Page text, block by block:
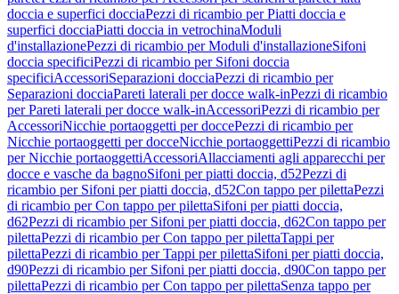
doccia e superfici docciaPezzi di ricambio per Piatti doccia e
superfici docciaPiatti doccia in vetrochinaModuli
d'installazionePezzi di ricambio per Moduli d'installazioneSifoni
doccia specificiPezzi di ricambio per Sifoni doccia
specificiAccessoriSeparazioni docciaPezzi di ricambio per
Separazioni docciaPareti laterali per docce walk-inPezzi di ricambio
per Pareti laterali per docce walk-inAccessoriPezzi di ricambio per
AccessoriNicchie portaoggetti per doccePezzi di ricambio per
Nicchie portaoggetti per docceNicchie portaoggettiPezzi di ricambio
per Nicchie portaoggettiAccessoriAllacciamenti agli apparecchi per
docce e vasche da bagnoSifoni per piatti doccia, d52Pezzi di
ricambio per Sifoni per piatti doccia, d52Con tappo per pilettaPezzi
di ricambio per Con tappo per pilettaSifoni per piatti doccia,
d62Pezzi di ricambio per Sifoni per piatti doccia, d62Con tappo per
pilettaPezzi di ricambio per Con tappo per pilettaTappi per
pilettaPezzi di ricambio per Tappi per pilettaSifoni per piatti doccia,
d90Pezzi di ricambio per Sifoni per piatti doccia, d90Con tappo per
pilettaPezzi di ricambio per Con tappo per pilettaSenza tappo per